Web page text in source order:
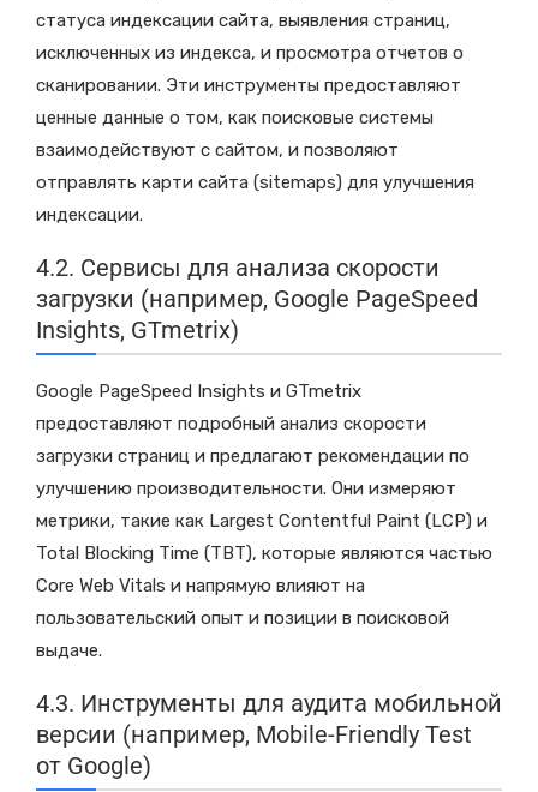
статуса индексации сайта, выявления страниц,
исключенных из индекса, и просмотра отчетов о
сканировании. Эти инструменты предоставляют
ценные данные о том, как поисковые системы
взаимодействуют с сайтом, и позволяют
отправлять карти сайта (sitemaps) для улучшения
индексации.
4.2. Сервисы для анализа скорости
загрузки (например, Google PageSpeed
Insights, GTmetrix)
Google PageSpeed Insights и GTmetrix
предоставляют подробный анализ скорости
загрузки страниц и предлагают рекомендации по
улучшению производительности. Они измеряют
метрики, такие как Largest Contentful Paint (LCP) и
Total Blocking Time (TBT), которые являются частью
Core Web Vitals и напрямую влияют на
пользовательский опыт и позиции в поисковой
выдаче.
4.3. Инструменты для аудита мобильной
версии (например, Mobile-Friendly Test
от Google)